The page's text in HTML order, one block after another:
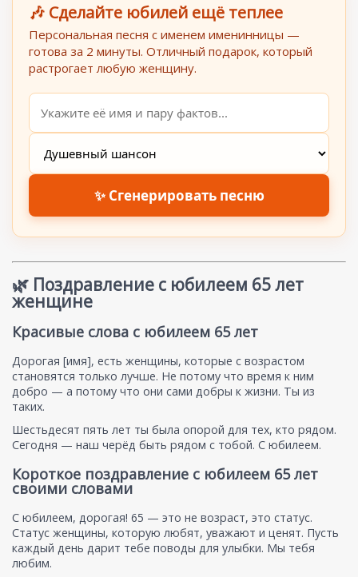
🎶 Сделайте юбилей ещё теплее
Персональная песня с именем именинницы —
готова за 2 минуты. Отличный подарок, который
растрогает любую женщину.
✨ Сгенерировать песню
🌿 Поздравление с юбилеем 65 лет
женщине
Красивые слова с юбилеем 65 лет
Дорогая [имя], есть женщины, которые с возрастом
становятся только лучше. Не потому что время к ним
добро — а потому что они сами добры к жизни. Ты из
таких.
Шестьдесят пять лет ты была опорой для тех, кто рядом.
Сегодня — наш черёд быть рядом с тобой. С юбилеем.
Короткое поздравление с юбилеем 65 лет
своими словами
С юбилеем, дорогая! 65 — это не возраст, это статус.
Статус женщины, которую любят, уважают и ценят. Пусть
каждый день дарит тебе поводы для улыбки. Мы тебя
любим.